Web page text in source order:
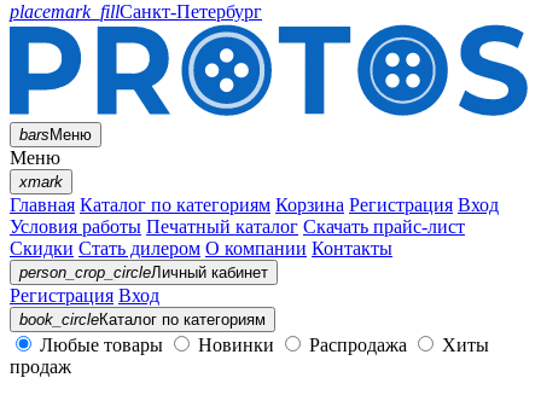
placemark_fillСанкт-Петербург
barsМеню
Меню
xmark
Главная Каталог по категориям Корзина Регистрация Вход
Условия работы Печатный каталог Скачать прайс-лист
Скидки Стать дилером О компании Контакты
person_crop_circleЛичный кабинет
Регистрация Вход
book_circleКаталог по категориям
Любые товары Новинки Распродажа
Хиты
продаж